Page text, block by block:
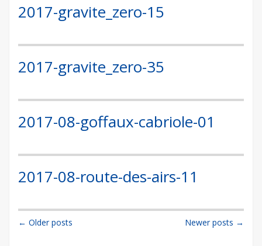
2017-gravite_zero-15
2017-gravite_zero-35
2017-08-goffaux-cabriole-01
2017-08-route-des-airs-11
Post
← Older posts Newer posts →